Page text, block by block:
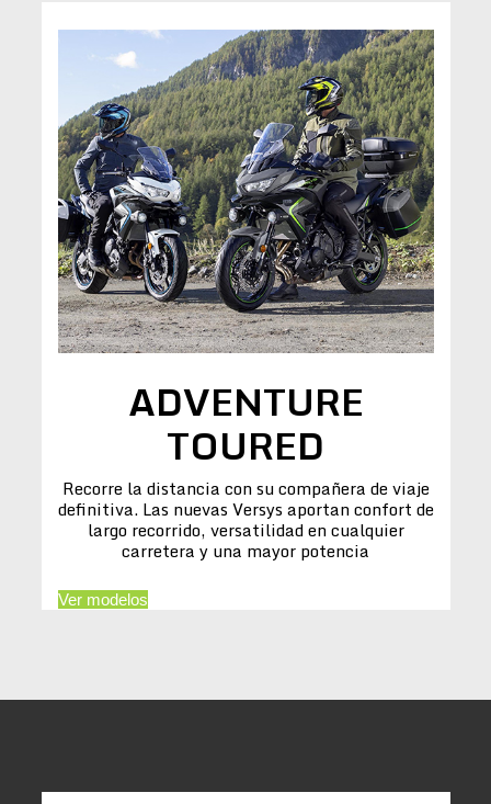
ADVENTURE
TOURED
Recorre la distancia con su compañera de viaje
definitiva. Las nuevas Versys aportan confort de
largo recorrido, versatilidad en cualquier
carretera y una mayor potencia
Ver modelos